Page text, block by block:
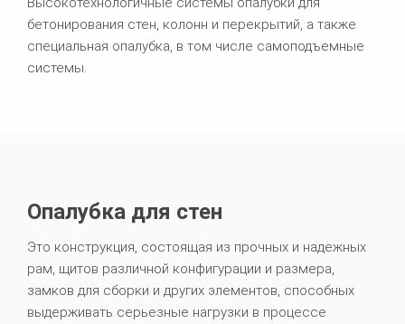
бетонирования стен, колонн и перекрытий, а также
специальная опалубка, в том числе самоподъемные
системы.
Опалубка для стен
Это конструкция, состоящая из прочных и надежных
рам, щитов различной конфигурации и размера,
замков для сборки и других элементов, способных
выдерживать серьезные нагрузки в процессе